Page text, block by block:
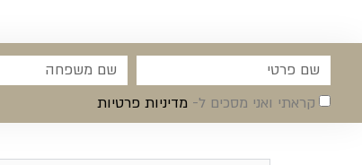
קראתי ואני מסכים ל- מדיניות פרטיות